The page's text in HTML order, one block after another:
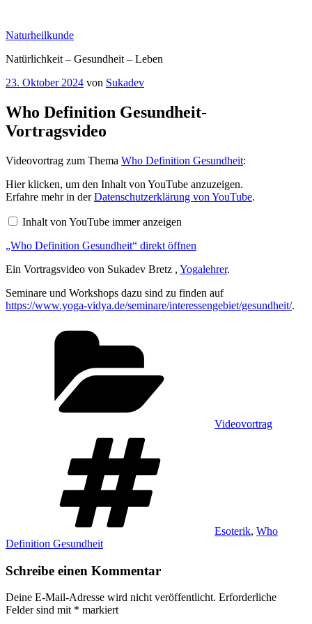
springen
Naturheilkunde
Natürlichkeit – Gesundheit – Leben
Veröffentlicht
23. Oktober 2024 von Sukadev
Who Definition Gesundheit-
Vortragsvideo
Videovortrag zum Thema Who Definition Gesundheit:
„Who
Definition
Gesundheit“
YouTube
Hier klicken, um den Inhalt von YouTube anzuzeigen.
Erfahre mehr in derDatenschutzerklärung von YouTube.
Inhalt von YouTube immer anzeigen
„Who Definition Gesundheit“ direkt öffnen
Ein Vortragsvideo von Sukadev Bretz , Yogalehrer.
Seminare und Workshops dazu sind zu finden auf
https://www.yoga-vidya.de/seminare/interessengebiet/gesundheit/.
Videovortrag
Esoterik, Who
Definition Gesundheit
Schreibe einen Kommentar
Deine E-Mail-Adresse wird nicht veröffentlicht. Erforderliche
Felder sind mit * markiert